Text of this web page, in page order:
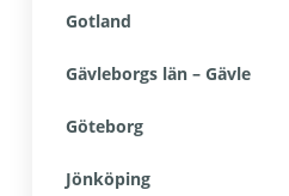
Gotland
Gävleborgs län – Gävle
Göteborg
Jönköping